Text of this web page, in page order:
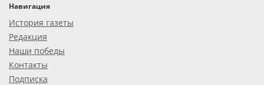
Навигация
История газеты
Редакция
Наши победы
Контакты
Подписка